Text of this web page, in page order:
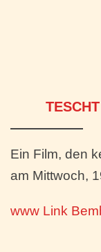
Ein Film, den
am Mittwoch,
www Link